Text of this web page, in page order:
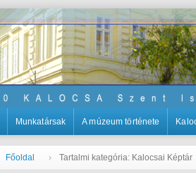
Munkatársak A múzeum története
Főoldal Tartalmi kategória: Kalocsai Képtár